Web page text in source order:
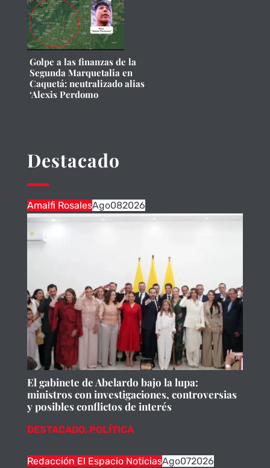
Golpe a las finanzas de la
Segunda Marquetalia en
Caquetá: neutralizado alias
‘Alexis Perdomo
Destacado
Amalfi RosalesAgo082026
El gabinete de Abelardo bajo la lupa:
ministros con investigaciones, controversias
y posibles conflictos de interés
DESTACADO, POLÍTICA
Redacción El Espacio NoticiasAgo072026